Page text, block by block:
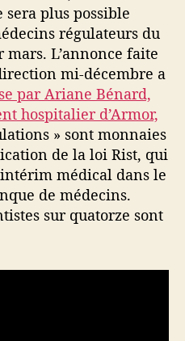
u
l
a
t
i
o
n
»
d
e
s
u
r
plus possible
régulateurs du
mars. L’annonce faite
mi-décembre a
par Ariane Bénard,
hospitalier d’Armor,
» sont monnaies
de la loi Rist, qui
médical dans le
de médecins.
sur quatorze sont